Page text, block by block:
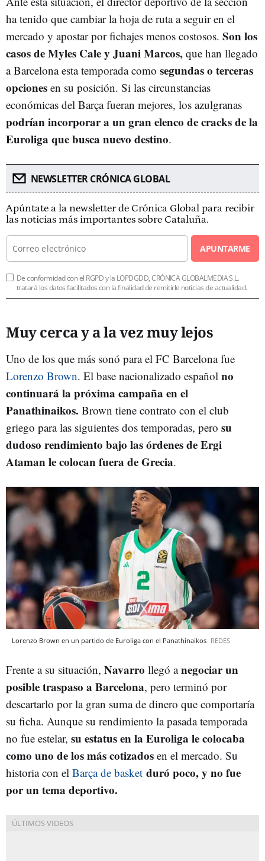
ha tenido que cambiar la hoja de ruta a seguir en el
mercado y apostar por fichajes menos costosos. Son los
casos de Myles Cale y Juani Marcos, que han llegado
a Barcelona esta temporada como segundas o terceras
opciones en su posición. Si las circunstancias
económicas del Barça fueran mejores, los azulgranas
podrían incorporar a un gran elenco de cracks de la
Euroliga que busca nuevo destino.
NEWSLETTER CRÓNICA GLOBAL
Apúntate a la newsletter de Crónica Global para recibir
las noticias más importantes sobre Cataluña.
APUNTARME
De conformidad con el RGPD y la LOPDGDD, CRÓNICA GLOBALMEDIA S.L.
tratará los datos facilitados con la finalidad de remitirle noticias de actualidad.
Muy cerca y a la vez muy lejos
Uno de los que más sonó para el FC Barcelona fue
Lorenzo Brown. El base nacionalizado español no
continuará la próxima campaña en el
Panathinaikos. Brown tiene contrato con el club
griego para las siguientes dos temporadas, pero su
dudoso rendimiento bajo las órdenes de Ergi
Ataman le colocan fuera de Grecia.
Lorenzo Brown en un partido de Euroliga con el Panathinaikos REDES
Frente a su situación, Navarro llegó anegociar un
posible traspaso a Barcelona, pero terminó por
descartarlo por la gran suma de dinero que comportaría
su ficha. Aunque su rendimiento la pasada temporada
no fue estelar, su estatus en la Euroliga le colocaba
como uno de los más cotizados en el mercado. Su
historia con el Barça de basket duró poco, y no fue
por un tema deportivo.